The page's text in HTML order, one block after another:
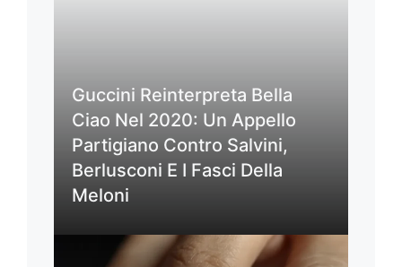
Guccini Reinterpreta Bella
Ciao Nel 2020: Un Appello
Partigiano Contro Salvini,
Berlusconi E I Fasci Della
Meloni